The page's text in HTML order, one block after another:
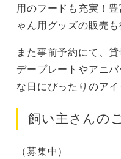
用のフードも充実！
ゃん用グッズの販売も
また事前予約にて、
デープレートやアニ
な日にぴったりのア
飼い主さんの
（募集中）